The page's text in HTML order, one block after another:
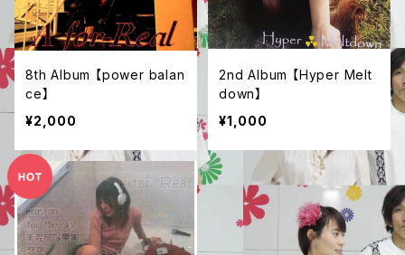
8th Album 【power balan
ce】
¥2,000
2nd Album 【Hyper Melt
down】
¥1,000